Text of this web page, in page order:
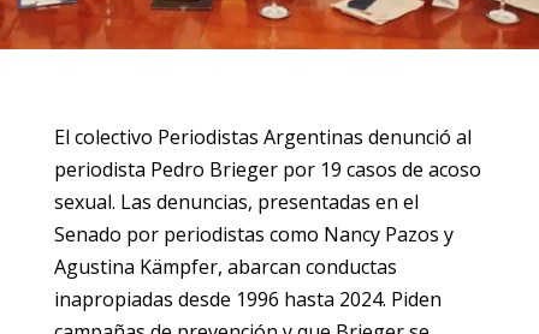
El colectivo Periodistas Argentinas denunció al
periodista Pedro Brieger por 19 casos de acoso
sexual. Las denuncias, presentadas en el
Senado por periodistas como Nancy Pazos y
Agustina Kämpfer, abarcan conductas
inapropiadas desde 1996 hasta 2024. Piden